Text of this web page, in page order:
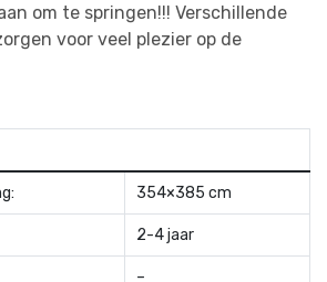
om te springen!!! Verschillende
voor veel plezier op de
354×385 cm
2-4 jaar
–